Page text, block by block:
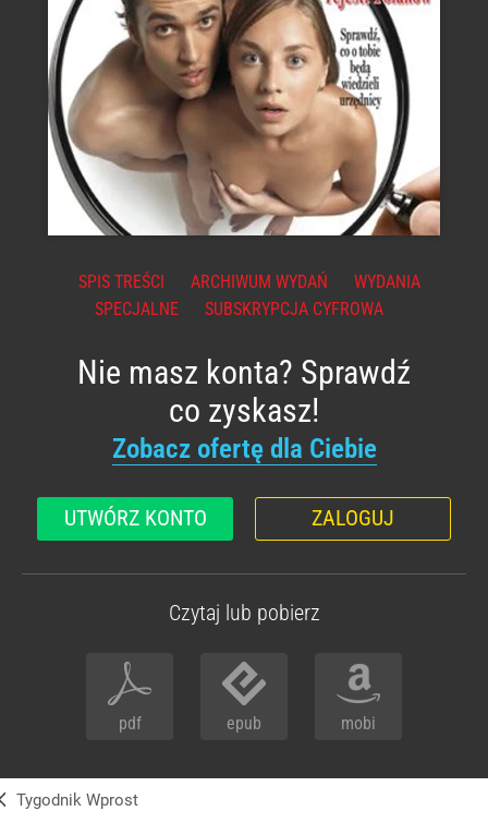
SPIS TREŚCI ARCHIWUM WYDAŃ
WYDANIA
SPECJALNE
SUBSKRYPCJA CYFROWA
Nie masz konta? Sprawdź
co zyskasz!
Zobacz ofertę dla Ciebie
UTWÓRZ KONTO ZALOGUJ
Czytaj lub pobierz
pdf epub mobi
Tygodnik Wprost